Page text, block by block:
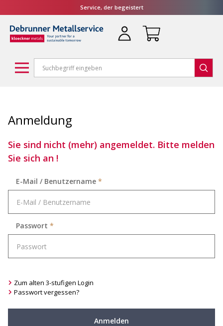
Service, der begeistert
Anmeldung
Sie sind nicht (mehr) angemeldet. Bitte melden
Sie sich an !
E-Mail / Benutzername *
Passwort *
Zum alten 3-stufigen Login
Passwort vergessen?
Anmelden